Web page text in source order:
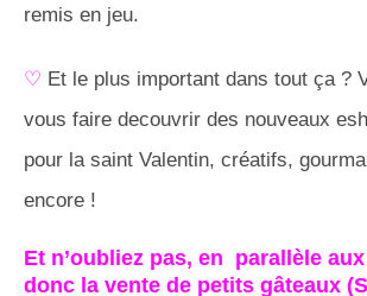
remis en jeu.
♡ Et le plus important dans tout ça ?
vous faire decouvrir des nouveaux
pour la saint Valentin, créatifs,
encore !
Et n’oubliez pas, en parallèle
donc la vente de petits gâteaux